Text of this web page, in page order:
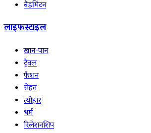
बैडमिंटन
लाइफस्टाइल
खान-पान
ट्रैवल
फैशन
सेहत
त्योहार
धर्म
रिलेशनशिप